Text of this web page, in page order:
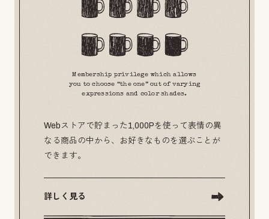
Membership privilege which allows
you to choose “the one” out of varying
expressions and color shades.
Webストアで貯まった1,000Pを使って表情の異
なる商品の中から、お好きなものを選ぶことが
できます。
詳しく見る